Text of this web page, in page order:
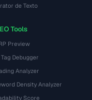
de Texto
Tools
Preview
Tag Debugger
Analyzer
Density Analyzer
Score